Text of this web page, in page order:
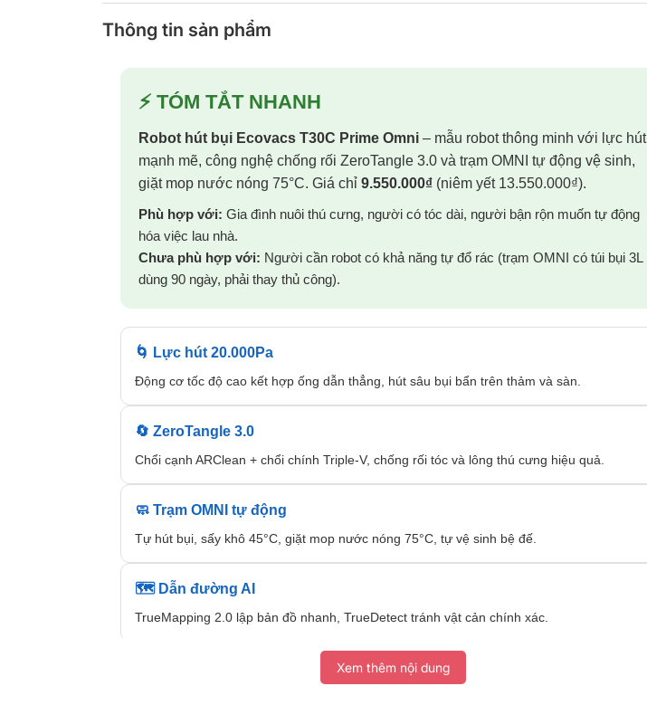
Thông tin sản phẩm
⚡ TÓM TẮT NHANH
Robot hút bụi Ecovacs T30C Prime Omni– mẫu robot thông minh với lực hút
mạnh mẽ, công nghệ chống rối ZeroTangle 3.0 và trạm OMNI tự động vệ sinh,
giặt mop nước nóng 75°C. Giá chỉ 9.550.000₫(niêm yết 13.550.000₫).
Phù hợp với: Gia đình nuôi thú cưng, người có tóc dài, người bận rộn muốn tự động
hóa việc lau nhà.
Chưa phù hợp với: Người cần robot có khả năng tự đổ rác (trạm OMNI có túi bụi 3L
dùng 90 ngày, phải thay thủ công).
🌀 Lực hút 20.000Pa
Động cơ tốc độ cao kết hợp ống dẫn thẳng, hút sâu bụi bẩn trên thảm và sàn.
🔄 ZeroTangle 3.0
Chổi cạnh ARClean + chổi chính Triple-V, chống rối tóc và lông thú cưng hiệu quả.
🧼 Trạm OMNI tự động
Tự hút bụi, sấy khô 45°C, giặt mop nước nóng 75°C, tự vệ sinh bệ đế.
🗺️ Dẫn đường AI
TrueMapping 2.0 lập bản đồ nhanh, TrueDetect tránh vật cản chính xác.
Xem thêm nội dung